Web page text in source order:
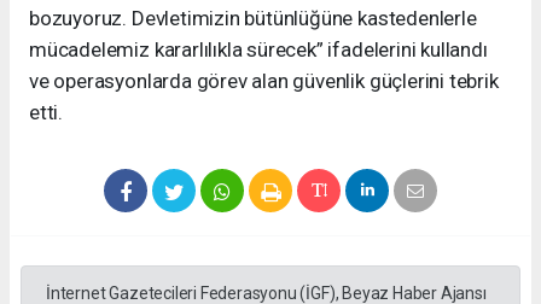
bozuyoruz. Devletimizin bütünlüğüne kastedenlerle
mücadelemiz kararlılıkla sürecek” ifadelerini kullandı
ve operasyonlarda görev alan güvenlik güçlerini tebrik
etti.
İnternet Gazetecileri Federasyonu (İGF), Beyaz Haber Ajansı